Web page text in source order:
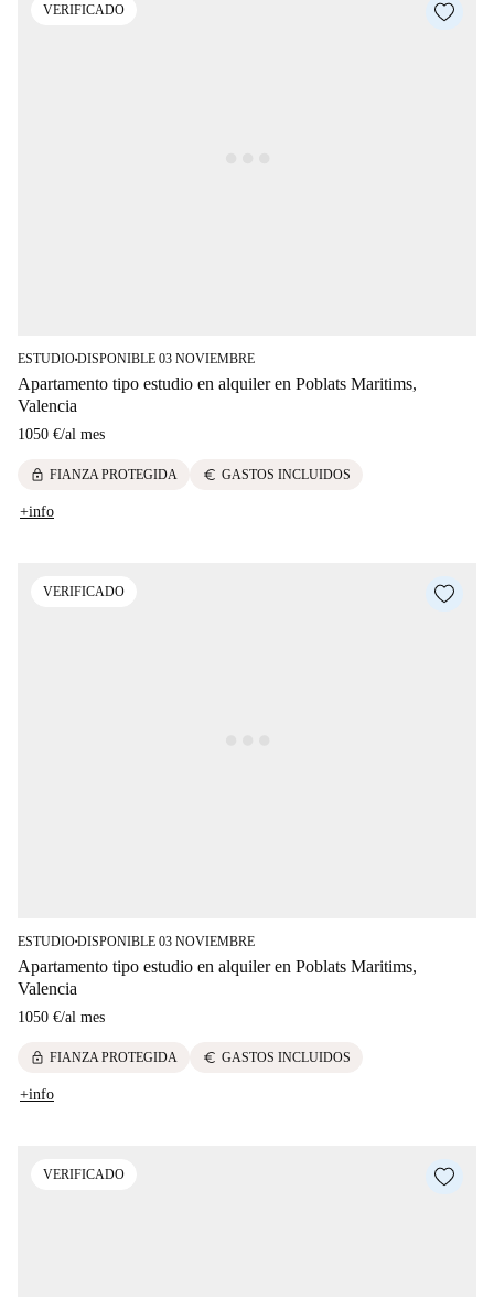
VERIFICADO
ESTUDIO■DISPONIBLE 03 NOVIEMBRE
Apartamento tipo estudio en alquiler en Poblats Maritims,
Valencia
1050 €/al mes
lock FIANZA PROTEGIDA euro GASTOS INCLUIDOS
+info
VERIFICADO
ESTUDIO■DISPONIBLE 03 NOVIEMBRE
Apartamento tipo estudio en alquiler en Poblats Maritims,
Valencia
1050 €/al mes
lock FIANZA PROTEGIDA euro GASTOS INCLUIDOS
+info
VERIFICADO